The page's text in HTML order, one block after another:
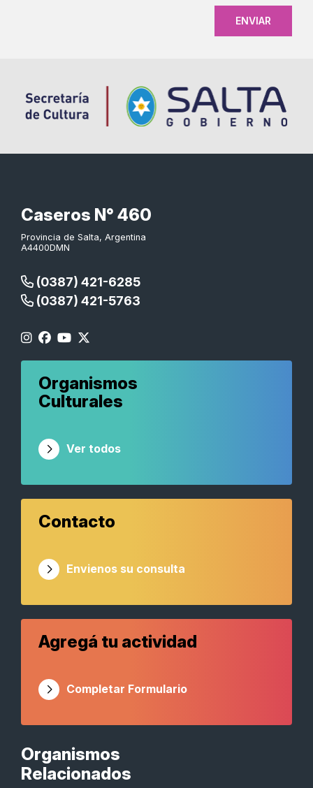
Caseros N° 460
Provincia de Salta, Argentina
A4400DMN
(0387) 421-6285
(0387) 421-5763
Organismos
Relacionados
Organismos
Culturales
Ver todos
Contacto
Envienos su consulta
Agregá tu actividad
Completar Formulario